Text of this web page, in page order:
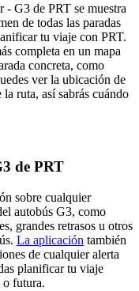
G3 de PRT se muestra
de todas las paradas
tu viaje con PRT.
completa en un mapa
concreta, como
ver la ubicación de
ruta, así sabrás cuándo
de PRT
sobre cualquier
autobús G3, como
grandes retrasos u otros
La aplicación también
de cualquier alerta
planificar tu viaje
o futura.